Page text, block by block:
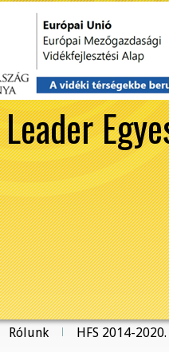
Rólunk HFS 2014-2020.